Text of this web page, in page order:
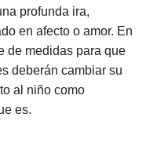
profunda ira,
en afecto o amor. En
de medidas para que
deberán cambiar su
al niño como
es.